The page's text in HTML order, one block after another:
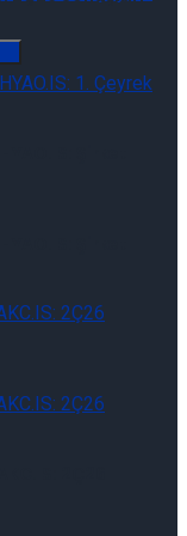
Şirket
2Ç26